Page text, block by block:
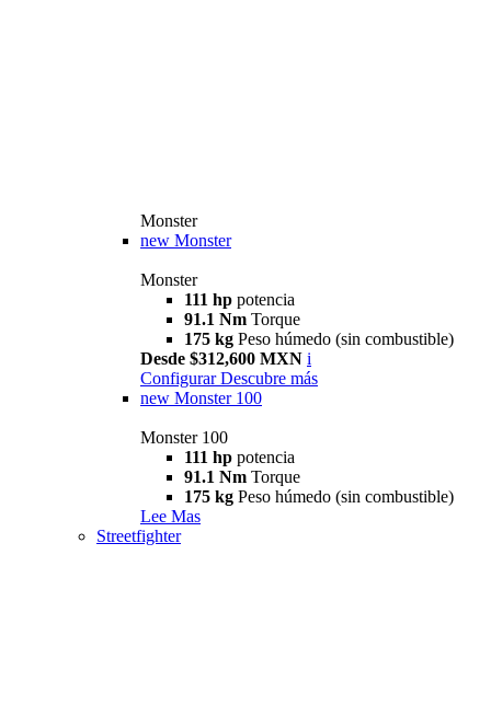
Monster
new Monster
Monster
111 hp potencia
91.1 Nm Torque
175 kg Peso húmedo (sin combustible)
Desde $312,600 MXN i
Configurar Descubre más
new Monster 100
Monster 100
111 hp potencia
91.1 Nm Torque
175 kg Peso húmedo (sin combustible)
Lee Mas
Streetfighter